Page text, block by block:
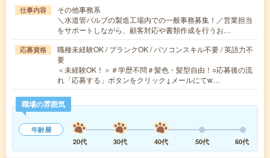
仕事内容
その他事務系
＼水道管バルブの製造工場内での一般事務募集！／営業担当
をサポートしながら、顧客対応や書類作成を行うお…
応募資格
職種未経験OK / ブランクOK / パソコンスキル不要 / 英語力不
要
＜未経験OK！＞＃学歴不問＃髪色・髪型自由！○応募後の流
れ「応募する」ボタンをクリック↓メールにてw…
職場の雰囲気
年齢層
20代
30代 40代 50代 60代